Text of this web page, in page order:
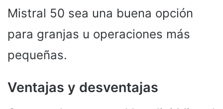
Mistral 50 sea una buena opción
para granjas u operaciones más
pequeñas.
Ventajas y desventajas